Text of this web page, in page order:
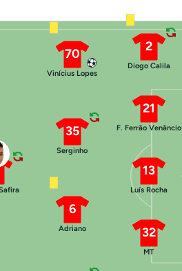
32
MT
13
Luís Rocha
21
F. Ferrão Venâncio
2
Diogo Calila
6
Adriano
35
Serginho
70
Vinícius Lopes